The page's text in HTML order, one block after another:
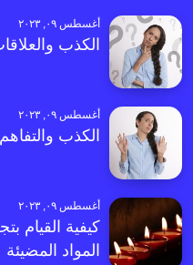
أغسطس ٠٩, ٢٠٢٣
الكذب
أغسطس ٠٩, ٢٠٢٣
الكذب
أغسطس ٠٩, ٢٠٢٣
كيفية القيام
المواد المضيئة